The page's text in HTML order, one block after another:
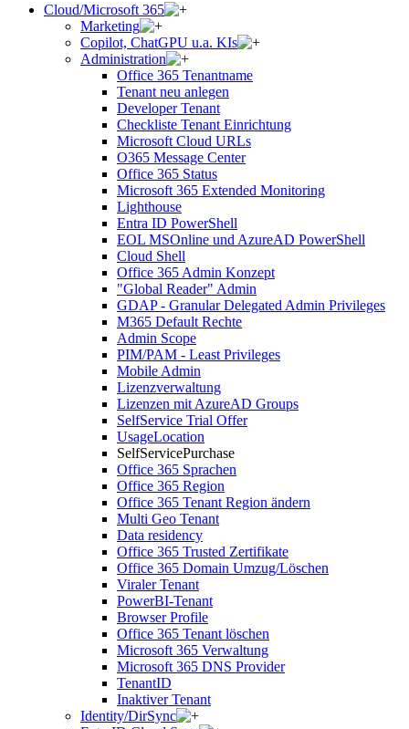
Cloud/Microsoft 365
Marketing
Copilot, ChatGPU u.a. KIs
Administration
Office 365 Tenantname
Tenant neu anlegen
Developer Tenant
Checkliste Tenant Einrichtung
Microsoft Cloud URLs
O365 Message Center
Office 365 Status
Microsoft 365 Extended Monitoring
Lighthouse
Entra ID PowerShell
EOL MSOnline und AzureAD PowerShell
Cloud Shell
Office 365 Admin Konzept
"Global Reader" Admin
GDAP - Granular Delegated Admin Privileges
M365 Default Rechte
Admin Scope
PIM/PAM - Least Privileges
Mobile Admin
Lizenzverwaltung
Lizenzen mit AzureAD Groups
SelfService Trial Offer
UsageLocation
SelfServicePurchase
Office 365 Sprachen
Office 365 Region
Office 365 Tenant Region ändern
Multi Geo Tenant
Data residency
Office 365 Trusted Zertifikate
Office 365 Domain Umzug/Löschen
Viraler Tenant
PowerBI-Tenant
Browser Profile
Office 365 Tenant löschen
Microsoft 365 Verwaltung
Microsoft 365 DNS Provider
TenantID
Inaktiver Tenant
Identity/DirSync